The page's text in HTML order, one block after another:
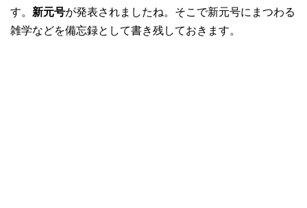
す。 新元号が発表されましたね。そこで新元号にまつわる
雑学などを備忘録として書き残しておきます。